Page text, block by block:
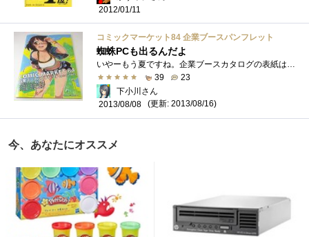
2012/01/11
コミックマーケット84 企業ブースパンフレット
蜘蛛PCも出るんだよ
39
23
下小川さん
2013/08/08
(更新: 2013/08/16)
今、あなたにオススメ